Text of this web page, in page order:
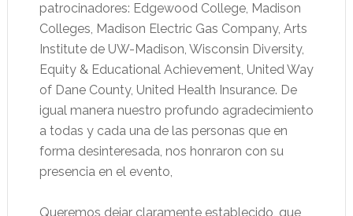
patrocinadores: Edgewood College, Madison
Colleges, Madison Electric Gas Company, Arts
Institute de UW-Madison, Wisconsin Diversity,
Equity & Educational Achievement, United Way
of Dane County, United Health Insurance. De
igual manera nuestro profundo agradecimiento
a todas y cada una de las personas que en
forma desinteresada, nos honraron con su
presencia en el evento,
Queremos dejar claramente establecido, que